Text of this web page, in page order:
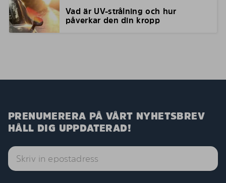
Vad är UV-strålning och hur
påverkar den din kropp
PRENUMERERA PÅ VÅRT NYHETSBREV
HÅLL DIG UPPDATERAD!